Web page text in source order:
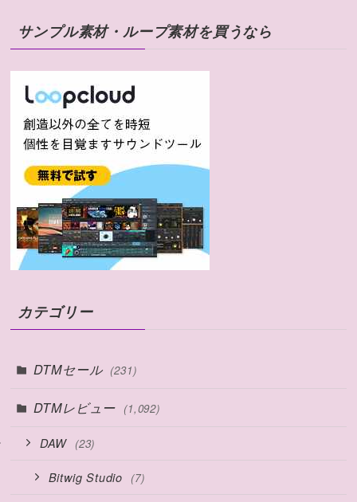
サンプル素材・ループ素材を買うなら
カテゴリー
DTMセール (231)
DTMレビュー (1,092)
DAW (23)
Bitwig Studio (7)